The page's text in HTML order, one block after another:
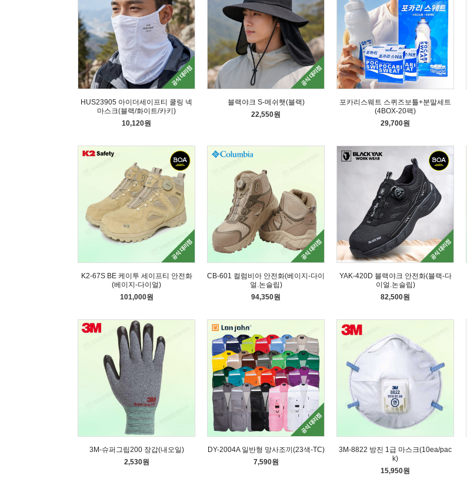
HUS23905 아이더세이프티 쿨링 넥
마스크(블랙/화이트/카키)
10,120원
블랙야크 S-메쉬햇(블랙)
22,550원
포카리스웨트 스퀴즈보틀+분말세트
(4BOX-20팩)
29,700원
K2-67S BE 케이투 세이프티 안전화
(베이지-다이얼)
101,000원
CB-601 컬럼비아 안전화(베이지-다이
얼.논슬립)
94,350원
YAK-420D 블랙야크 안전화(블랙-다
이얼.논슬립)
82,500원
3M-슈퍼그립200 장갑(내오일)
2,530원
DY-2004A 일반형 망사조끼(23색-TC)
7,590원
3M-8822 방진 1급 마스크(10ea/pac
k)
15,950원